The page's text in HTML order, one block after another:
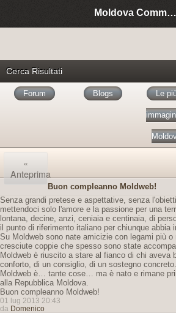
Moldova Community Italia
Cerca Risultati
Forum Blogs Le
«
Anteprima
Buon compleanno Moldweb!
Senza grandi pretese e aspettative, senza
mettendoci solo l'amore e la passione per una
lontana, decine, anzi, ceniaia e centinaia, di
il punto di riferimento italiano per chiunque abbia
Su Moldweb sono nate amicizie con legami più
cresciute coppie che spesso sono state
Moldweb è riuscito a stare al fianco di chi aveva
conforto, di un consiglio, di un sostegno concreto.
Moldweb è… tante cose… ma è nato e rimane
alla Repubblica Moldova.
Buon compleanno Moldweb!
01 lug 2013 20:43
da Domenico